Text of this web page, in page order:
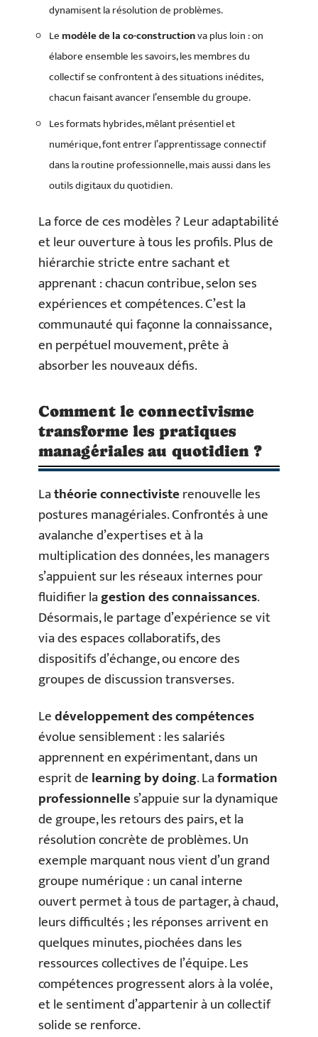
dynamisent la résolution de problèmes.
Le modèle de la co-constructionva plus loin : on
élabore ensemble les savoirs, les membres du
collectif se confrontent à des situations inédites,
chacun faisant avancer l’ensemble du groupe.
Les formats hybrides, mêlant présentiel et
numérique, font entrer l’apprentissage connectif
dans la routine professionnelle, mais aussi dans les
outils digitaux du quotidien.
La force de ces modèles ? Leur adaptabilité
et leur ouverture à tous les profils. Plus de
hiérarchie stricte entre sachant et
apprenant : chacun contribue, selon ses
expériences et compétences. C’est la
communauté qui façonne la connaissance,
en perpétuel mouvement, prête à
absorber les nouveaux défis.
Comment le connectivisme
transforme les pratiques
managériales au quotidien ?
Lathéorie connectivisterenouvelle les
postures managériales. Confrontés à une
avalanche d’expertises et à la
multiplication des données, les managers
s’appuient sur les réseaux internes pour
fluidifier lagestion des connaissances.
Désormais, le partage d’expérience se vit
via des espaces collaboratifs, des
dispositifs d’échange, ou encore des
groupes de discussion transverses.
Ledéveloppement des compétences
évolue sensiblement : les salariés
apprennent en expérimentant, dans un
esprit delearning by doing. Laformation
professionnelles’appuie sur la dynamique
de groupe, les retours des pairs, et la
résolution concrète de problèmes. Un
exemple marquant nous vient d’un grand
groupe numérique : un canal interne
ouvert permet à tous de partager, à chaud,
leurs difficultés ; les réponses arrivent en
quelques minutes, piochées dans les
ressources collectives de l’équipe. Les
compétences progressent alors à la volée,
et le sentiment d’appartenir à un collectif
solide se renforce.